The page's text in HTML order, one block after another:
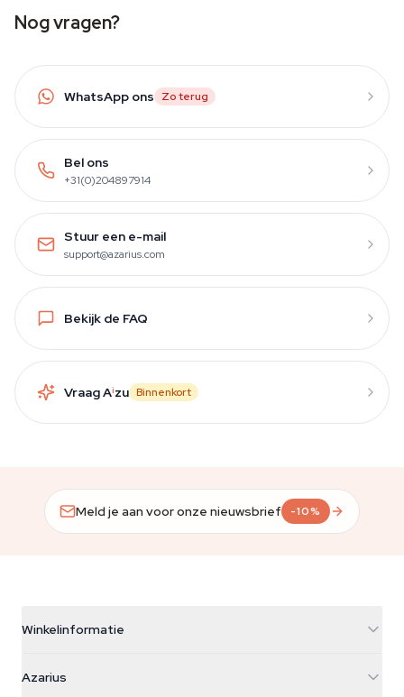
Nog vragen?
WhatsApp ons Zo terug
Bel ons
+31(0)204897914
Stuur een e-mail
support@azarius.com
Bekijk de FAQ
Vraag Aizu Binnenkort
Meld je aan voor onze nieuwsbrief -10%
Winkelinformatie
Galvaniweg 11
Azarius